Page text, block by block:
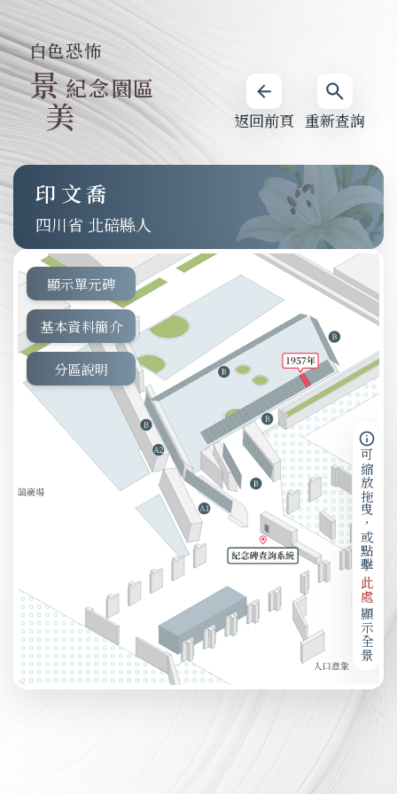
重新查詢
返回前頁
白色恐怖
景
美
紀念園區
印文喬
四川省 北碚縣人
顯示單元碑
基本資料簡介
分區說明
可縮放拖曳，或點擊
此處
顯示全景